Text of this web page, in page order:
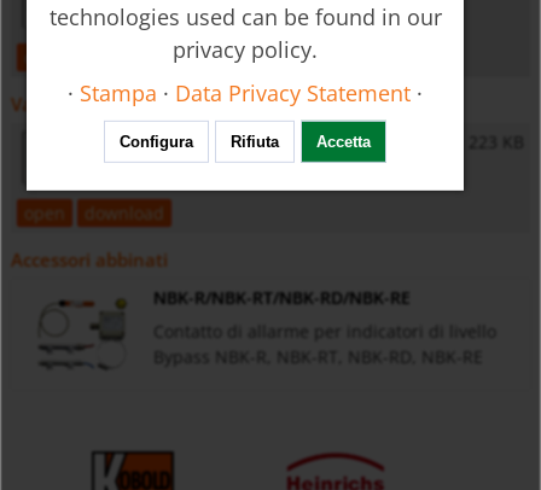
Varie
General Safety Instructions 223 KB
open download
Accessori abbinati
NBK-R/NBK-RT/NBK-RD/NBK-RE
Contatto di allarme per indicatori di livello
Bypass NBK-R, NBK-RT, NBK-RD, NBK-RE
technologies used can be found in our
privacy policy.
· Stampa · Data Privacy Statement ·
Configura Rifiuta Accetta